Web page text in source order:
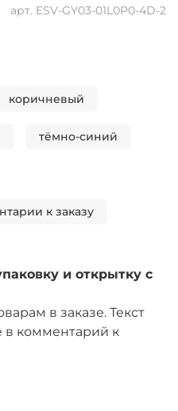
арт. ESV-GY03-01L0P0-4D-2
коричневый
тёмно-синий
к заказу
и открытку с
в заказе. Текст
в комментарий к